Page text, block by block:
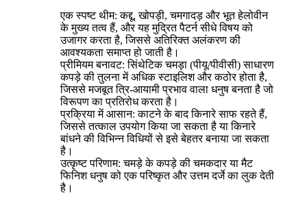
एक स्पष्ट थीम: कद्दू, खोपड़ी, चमगादड़ और भूत हेलोवीन
के मुख्य तत्व हैं, और यह मुद्रित पैटर्न सीधे विषय को
उजागर करता है, जिससे अतिरिक्त अलंकरण की
आवश्यकता समाप्त हो जाती है।
प्रीमियम बनावट: सिंथेटिक चमड़ा (पीयू/पीवीसी) साधारण
कपड़े की तुलना में अधिक स्टाइलिश और कठोर होता है,
जिससे मजबूत त्रि-आयामी प्रभाव वाला धनुष बनता है जो
विरूपण का प्रतिरोध करता है।
प्रक्रिया में आसान: काटने के बाद किनारे साफ रहते हैं,
जिससे तत्काल उपयोग किया जा सकता है या किनारे
बांधने की विभिन्न विधियों से इसे बेहतर बनाया जा सकता
है।
उत्कृष्ट परिणाम: चमड़े के कपड़े की चमकदार या मैट
फिनिश धनुष को एक परिष्कृत और उत्तम दर्जे का लुक देती
है।